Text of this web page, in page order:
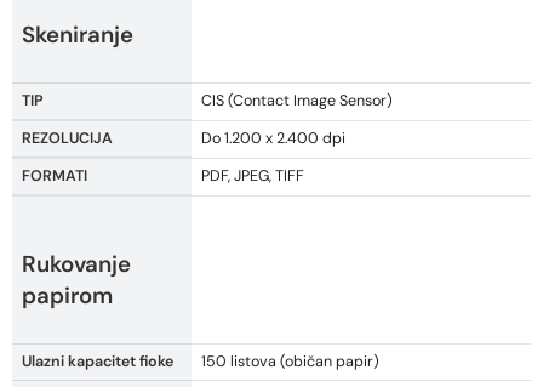
Skeniranje
TIP
CIS (Contact Image Sensor)
REZOLUCIJA
Do 1.200 x 2.400 dpi
FORMATI
PDF, JPEG, TIFF
Rukovanje
papirom
Ulazni kapacitet fioke
150 listova (običan papir)